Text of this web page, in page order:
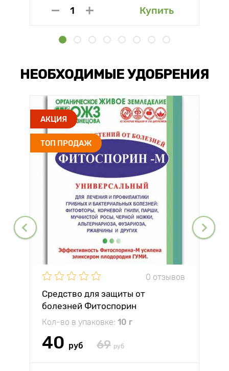
Купить
НЕОБХОДИМЫЕ УДОБРЕНИЯ
АКЦИЯ
ТОП ПРОДАЖ
0 отзывов
Средство для защиты от
болезней Фитоспорин
Кол-во в упаковке: 10 г
40 руб 69 руб